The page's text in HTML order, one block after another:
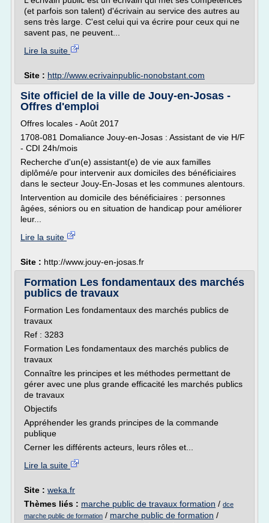
(et parfois son talent) d'écrivain au service des autres au
sens très large. C'est celui qui va écrire pour ceux qui ne
savent pas, ne peuvent...
Lire la suite
Site : http://www.ecrivainpublic-nonobstant.com
Site officiel de la ville de Jouy-en-Josas -
Offres d'emploi
Offres locales - Août 2017
1708-081 Domaliance Jouy-en-Josas : Assistant de vie H/F
- CDI 24h/mois
Recherche d'un(e) assistant(e) de vie aux familles
diplômé/e pour intervenir aux domiciles des bénéficiaires
dans le secteur Jouy-En-Josas et les communes alentours.
Intervention au domicile des bénéficiaires : personnes
âgées, séniors ou en situation de handicap pour améliorer
leur...
Lire la suite
Site : http://www.jouy-en-josas.fr
Formation Les fondamentaux des marchés
publics de travaux
Formation Les fondamentaux des marchés publics de
travaux
Ref : 3283
Formation Les fondamentaux des marchés publics de
travaux
Connaître les principes et les méthodes permettant de
gérer avec une plus grande efficacité les marchés publics
de travaux
Objectifs
Appréhender les grands principes de la commande
publique
Cerner les différents acteurs, leurs rôles et...
Lire la suite
Site : weka.fr
Thèmes liés : marche public de travaux formation / dce
marche public de formation / marche public de formation /